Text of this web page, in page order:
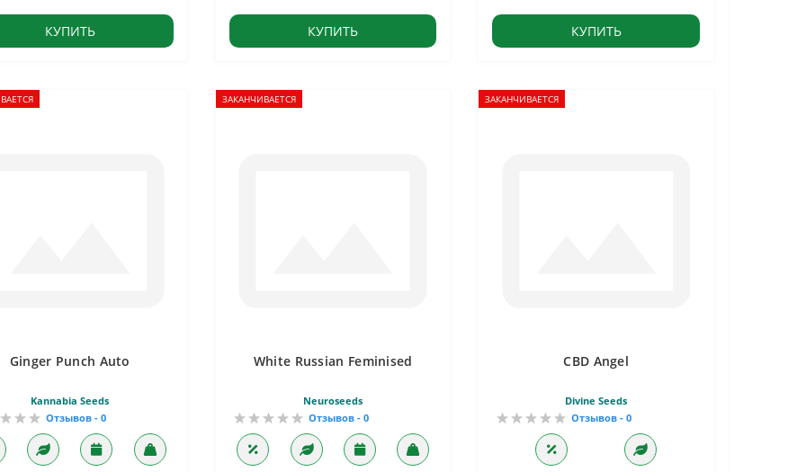
КУПИТЬ КУПИТЬ КУПИТЬ
Ginger Punch Auto
Kannabia Seeds
Отзывов - 0
ЗАКАНЧИВАЕТСЯ
White Russian Feminised
Neuroseeds
Отзывов - 0
ЗАКАНЧИВАЕТСЯ
CBD Angel
Divine Seeds
Отзывов - 0